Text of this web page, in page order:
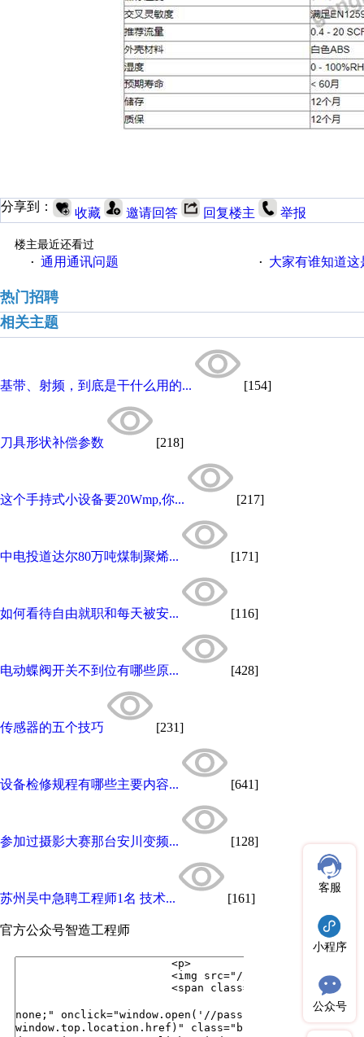
分享到： 收藏 邀请回答 回复楼主 举报
楼主最近还看过
· 通用通讯问题 · 大家有谁知道
热门招聘
相关主题
基带、射频，到底是干什么用的... [154]
刀具形状补偿参数 [218]
这个手持式小设备要20Wmp,你... [217]
中电投道达尔80万吨煤制聚烯... [171]
如何看待自由就职和每天被安... [116]
电动蝶阀开关不到位有哪些原... [428]
传感器的五个技巧 [231]
设备检修规程有哪些主要内容... [641]
参加过摄影大赛那台安川变频... [128]
苏州吴中急聘工程师1名 技术... [161]
官方公众号智造工程师
客服
小程序
公众号